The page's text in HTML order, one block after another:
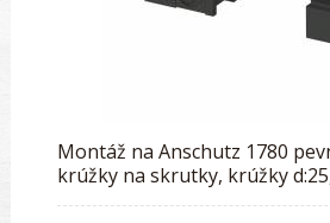
Montáž na Anschutz 1780
krúžky na skrutky, krúžky